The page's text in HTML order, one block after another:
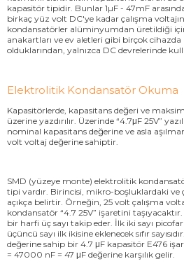
kapasitör tipidir. Bunlar 1µF - 47mF
birkaç yüz volt DC'ye kadar çalışma
kondansatörler alüminyumdan üretildiği
anakartları ve ev aletleri gibi birçok
olduklarından, yalnızca DC devrelerinde
Elektrolitik Kondansatör Okuma
Kapasitörlerde, kapasitans değeri ve
üzerine yazdırılır. Üzerinde “4.7μF 25V”
nominal kapasitans değerine ve asla
volt voltaj değerine sahiptir.
SMD (yüzeye monte) elektrolitik
tipi vardır. Birincisi, mikro-boşluklardaki ve
açıkça belirtir. Örneğin, 25 volt çalışma
kondansatör “4.7 25V” işaretini
bir harfi üç sayı takip eder. İlk iki sayı
üçüncü sayı ilk ikisine eklenecek sıfır
değerine sahip bir 4.7 μF kapasitör E476
= 47000 nF = 47 μF değerine karşılık gelir.